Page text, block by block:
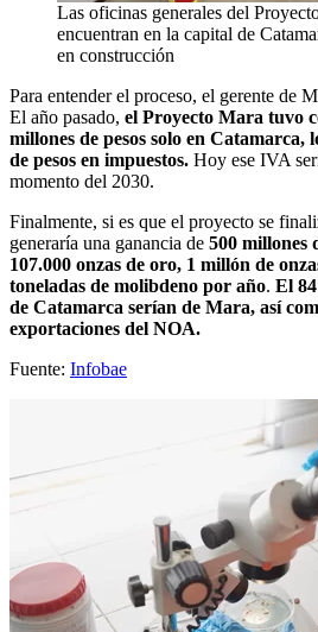
Las oficinas generales del
encuentran en la capital de
en construcción
Para entender el proceso, el gerente de
El año pasado, el Proyecto Mara tuvo
millones de pesos solo en Catamarca,
de pesos en impuestos. Hoy ese IVA
momento del 2030.
Finalmente, si es que el proyecto se
generaría una ganancia de 500 millones
107.000 onzas de oro, 1 millón de
toneladas de molibdeno por año. El
de Catamarca serían de Mara, así
exportaciones del NOA.
Fuente: Infobae